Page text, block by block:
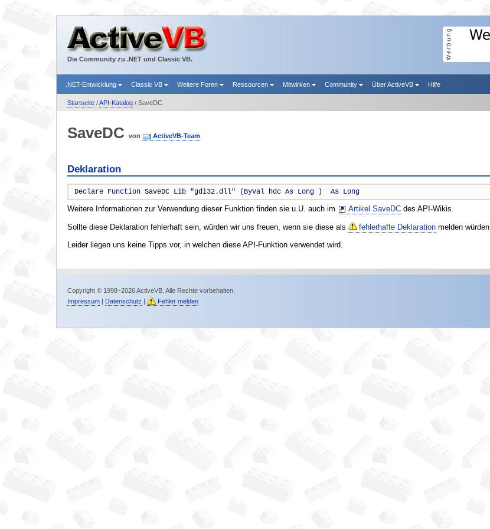
Die Community zu .NET und Classic VB.
.NET-Entwicklung Classic VB Weitere Foren Ressourcen Mitwirken Community Über ActiveVB Hilfe
Startseite/API-Katalog/ SaveDC
SaveDC von ActiveVB-Team
Deklaration
Declare Function SaveDC Lib "gdi32.dll" ( ByVal hdc As Long ) As Long
Weitere Informationen zur Verwendung dieser Funktion finden sie u.U. auch im Artikel SaveDCdes API-Wikis.
Sollte diese Deklaration fehlerhaft sein, würden wir uns freuen, wenn sie diese als fehlerhafte Deklarationmelden würden.
Leider liegen uns keine Tipps vor, in welchen diese API-Funktion verwendet wird.
Copyright © 1998–2026 ActiveVB. Alle Rechte vorbehalten.
Impressum| Datenschutz Fehler melden